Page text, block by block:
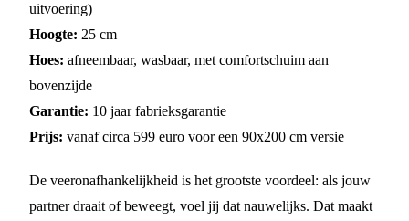
uitvoering)
Hoogte: 25 cm
Hoes: afneembaar, wasbaar, met comfortschuim aan
bovenzijde
Garantie: 10 jaar fabrieksgarantie
Prijs: vanaf circa 599 euro voor een 90x200 cm versie
De veeronafhankelijkheid is het grootste voordeel: als jouw
partner draait of beweegt, voel jij dat nauwelijks. Dat maakt